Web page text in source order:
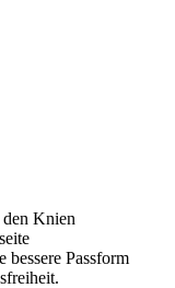
den Knien
Passform